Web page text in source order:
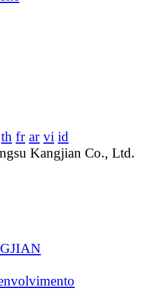
th fr ar vi id
Kangjian Co., Ltd.